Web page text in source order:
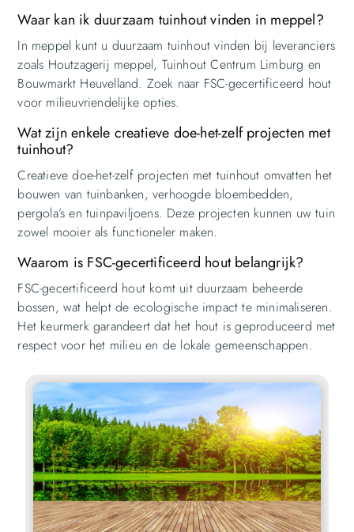
Waar kan ik duurzaam tuinhout vinden in meppel?
In meppel kunt u duurzaam tuinhout vinden bij leveranciers
zoals Houtzagerij meppel, Tuinhout Centrum Limburg en
Bouwmarkt Heuvelland. Zoek naar FSC-gecertificeerd hout
voor milieuvriendelijke opties.
Wat zijn enkele creatieve doe-het-zelf projecten met
tuinhout?
Creatieve doe-het-zelf projecten met tuinhout omvatten het
bouwen van tuinbanken, verhoogde bloembedden,
pergola’s en tuinpaviljoens. Deze projecten kunnen uw tuin
zowel mooier als functioneler maken.
Waarom is FSC-gecertificeerd hout belangrijk?
FSC-gecertificeerd hout komt uit duurzaam beheerde
bossen, wat helpt de ecologische impact te minimaliseren.
Het keurmerk garandeert dat het hout is geproduceerd met
respect voor het milieu en de lokale gemeenschappen.